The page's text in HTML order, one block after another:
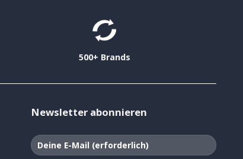
500+ Brands
Newsletter abonnieren